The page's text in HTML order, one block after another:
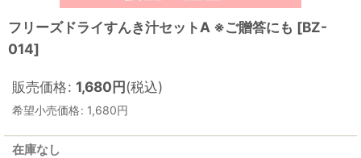
フリーズドライすんき汁セットA ※ご贈答にも [BZ-
014]
販売価格: 1,680円(税込)
希望小売価格: 1,680円
在庫なし